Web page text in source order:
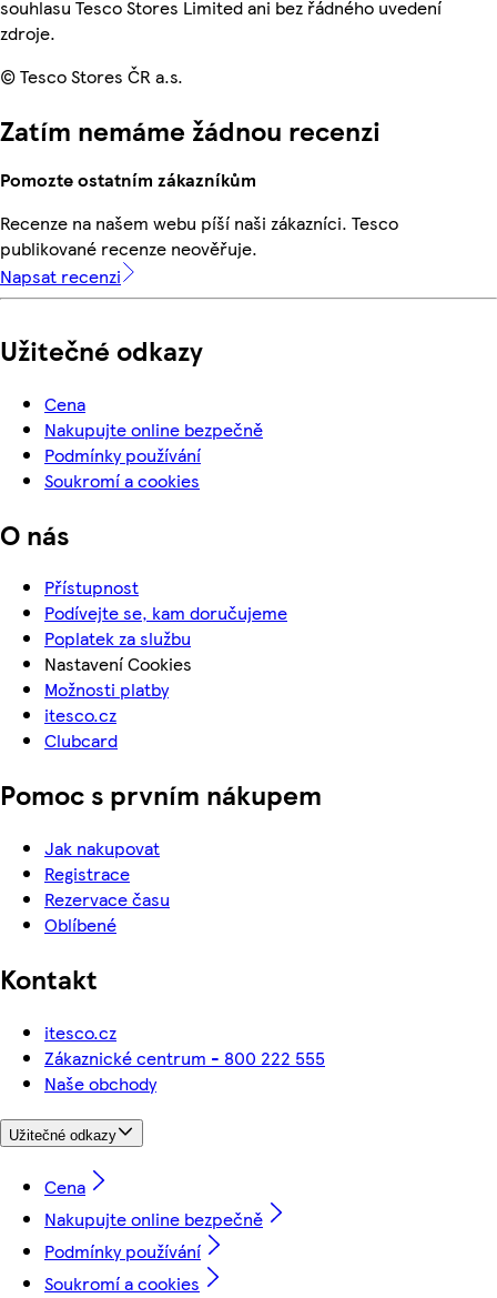
souhlasu Tesco Stores Limited ani bez řádného uvedení
zdroje.
© Tesco Stores ČR a.s.
Zatím nemáme žádnou recenzi
Pomozte ostatním zákazníkům
Recenze na našem webu píší naši zákazníci. Tesco
publikované recenze neověřuje.
Napsat recenzi
Užitečné odkazy
Cena
Nakupujte online bezpečně
Podmínky používání
Soukromí a cookies
O nás
Přístupnost
Podívejte se, kam doručujeme
Poplatek za službu
Nastavení Cookies
Možnosti platby
itesco.cz
Clubcard
Pomoc s prvním nákupem
Jak nakupovat
Registrace
Rezervace času
Oblíbené
Kontakt
itesco.cz
Zákaznické centrum - 800 222 555
Naše obchody
Užitečné odkazy
Cena
Nakupujte online bezpečně
Podmínky používání
Soukromí a cookies